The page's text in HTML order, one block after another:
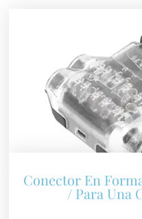
Conector En
/ Para Una